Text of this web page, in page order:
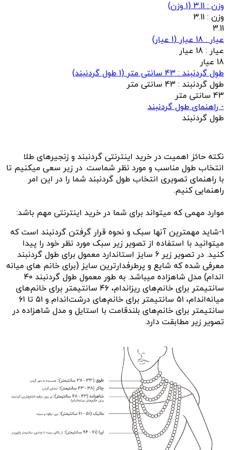
وزن : 3.11
(
1 وزن)
وزن : 3.11
3.11
عيار : 18 عیار
(
1 عيار)
عيار : 18 عیار
18 عیار
طول گردنبند : 43 سانتی متر
(
1 طول گردنبند)
طول گردنبند : 43 سانتی متر
43 سانتی متر
- راهنمای طول گردنبند
طول گردنبند
نکته حائز اهمیت در خرید اینترنتی گردنبند و زنجیرهای طلا
انتخاب طول مناسب و مورد نظر شماست. در زیر سعی میکنیم تا
با راهنمای تصویری انتخاب طول گردنبند شما را در این امر
راهنمایی کنیم.
موارد مهمی که میتواند برای شما در خرید اینترنتی مهم باشد:
1-شاید مهمترین آنها سبک و نحوه قرار گرفتن گردنبند است که
میتوانید با استفاده از تصویر زیر سبک مورد نظر خود را پیدا
کنید. در تصویر زیر 6 سایز استاندارد معمول برای طول گردنبند
معرفی شده که شایع و پرطرفدارترین سایز (برای خانم های میانه
اندام) مدل شاهزاده میباشد. به طور معمول
طول گردنبند ۴۰
سانتیمتر برای خانم‌های ریزاندام، ۴۶ سانتیمتر برای خانم‌های
میانه‌اندام، ۵۱ سانتیمتر برای خانم‌های درشت‌اندام و ۵۱ تا ۶۱
سانتیمتر برای خانم‌های بلندقامت با استایل و مدل شاهزاده در
تصویر زیر مطابقت دارد.